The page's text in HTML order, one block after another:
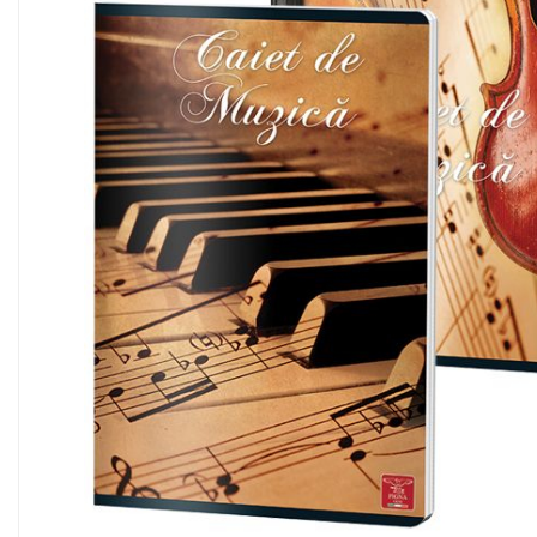
Scanere format mare
Consumabile
Consumabile echipamente
Flacoane Cerneală
Cilindrii / Drum Unit
Unitate Transfer / Belt Unit
Containere reziduale
Consumabile echipamente de
etichetat
Benzi Brother P-Touch
Role Brother DK
Role Termice și Riboane
Role Brother CZ
Alte Consumabile
Echipamente de etichetare &